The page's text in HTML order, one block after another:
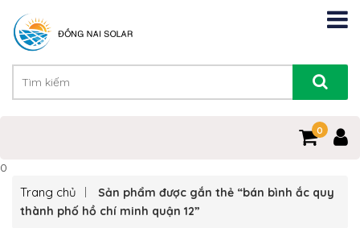
0
0
Trang chủ
Sản phẩm được gắn thẻ “bán bình ắc quy
thành phố hồ chí minh quận 12”